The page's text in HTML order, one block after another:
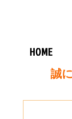
HOME
誠